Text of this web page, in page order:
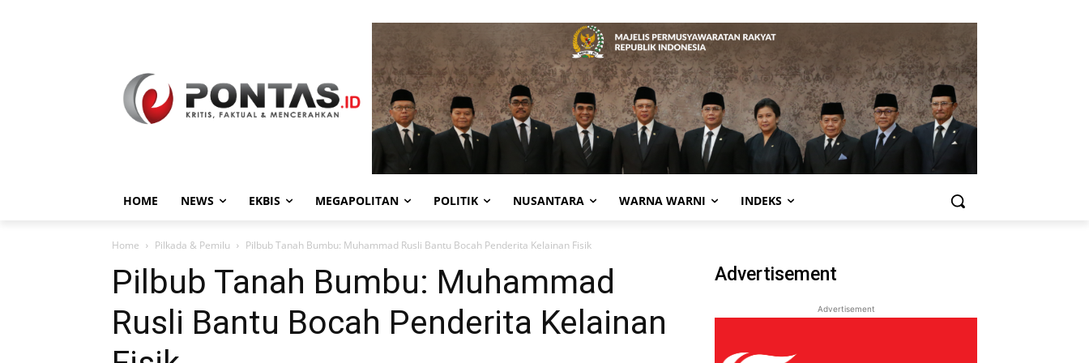
HOME NEWS EKBIS MEGAPOLITAN POLITIK NUSANTARA WARNA WARNI INDEKS
Home Pilkada & Pemilu Pilbub Tanah Bumbu: Muhammad Rusli Bantu Bocah Penderita Kelainan Fisik
Pilbub Tanah Bumbu: Muhammad
Rusli Bantu Bocah Penderita Kelainan
Advertisement
Advertisement